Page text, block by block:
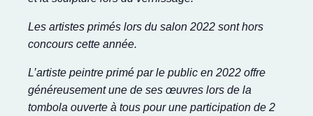
Les artistes primés lors du salon 2022 sont hors
concours cette année.
L’artiste peintre primé par le public en 2022 offre
généreusement une de ses œuvres lors de la
tombola ouverte à tous pour une participation de 2